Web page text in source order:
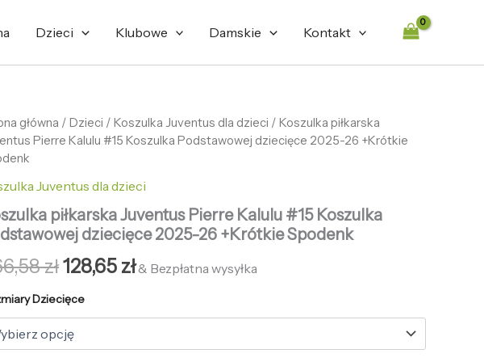
Dzieci Klubowe Damskie Kontakt
główna / Dzieci / Koszulka Juventus dla dzieci / Koszulka piłkarska
Pierre Kalulu #15 Koszulka Podstawowej dziecięce 2025-26 +Krótkie
Juventus dla dzieci
piłkarska Juventus Pierre Kalulu #15 Koszulka
dziecięce 2025-26 +Krótkie Spodenk
zł
Pierwotna
wynosiła:
466,58 zł.
128,65 zł
Aktualna
wynosi:
128,65 zł.
& Bezpłatna wysyłka
Dziecięce